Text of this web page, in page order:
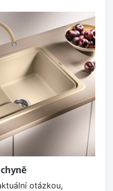
otázkou,